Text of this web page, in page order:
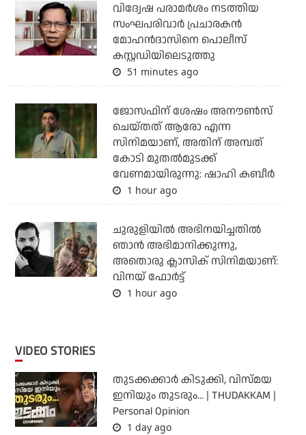
വിദ്വേഷ പരാമര്‍ശം നടത്തിയ
സംഘപരിവാര്‍ പ്രചാരകന്‍
മോഹന്‍ദാസിനെ പൊലീസ്
കസ്റ്റഡിയിലെടുത്തു
51 minutes ago
ജോസഫിന് ശേഷം അനൗണ്‍സ്
ചെയ്തത് ആരോ എന്ന
സിനിമയാണ്, അതിന് അമ്പത്
കോടി മുതല്‍മുടക്ക്
വേണമായിരുന്നു: ഷാഹി കബീര്‍
1 hour ago
ചുരുളിയിൽ അഭിനയിച്ചതിൽ
ഞാൻ അഭിമാനിക്കുന്നു,
അതൊരു ക്ലാസിക് സിനിമയാണ്:
വിനയ് ഫോർട്ട്
1 hour ago
VIDEO STORIES
തുടക്കക്കാര്‍ കിടുക്കി, വിസ്മയ
ഇനിയും തുടരും... | THUDAKKAM |
Personal Opinion
1 day ago